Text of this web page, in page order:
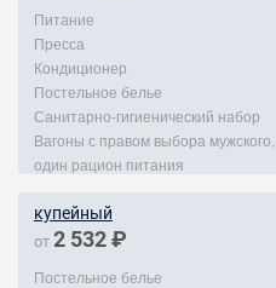
Питание
Пресса
Кондиционер
Постельное белье
Санитарно-гигиенический набор
Вагоны с правом выбора
один рацион питания
купейный
от 2 532 ₽
Постельное белье